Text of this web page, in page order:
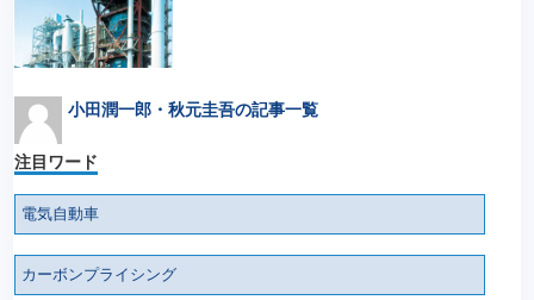
小田潤一郎・秋元圭吾の記事一覧
注目ワード
電気自動車
カーボンプライシング